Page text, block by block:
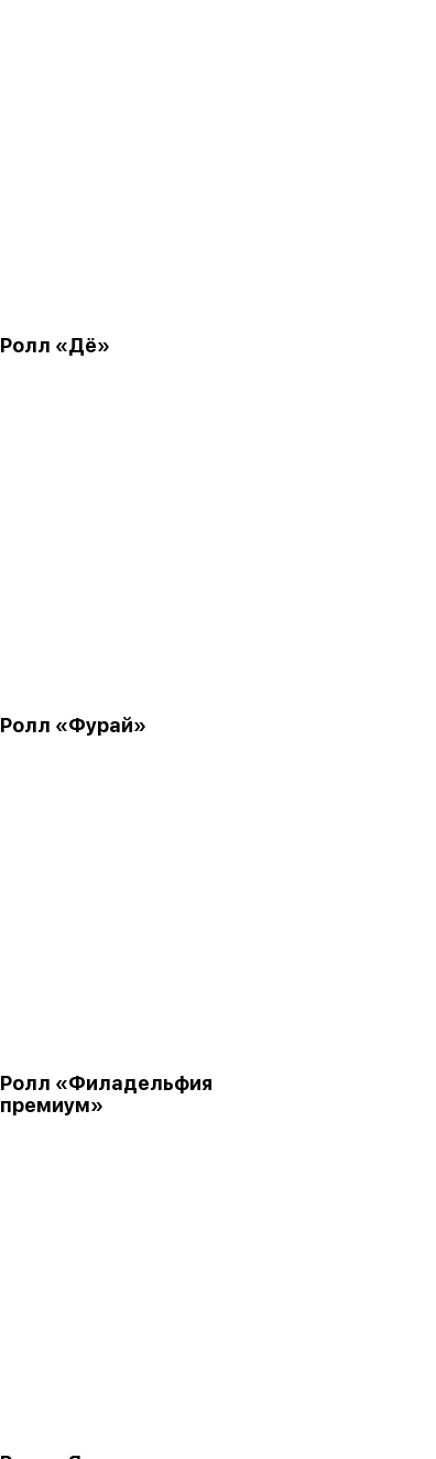
Ролл «Дё»
Ролл «Фурай»
Ролл «Филадельфия
премиум»